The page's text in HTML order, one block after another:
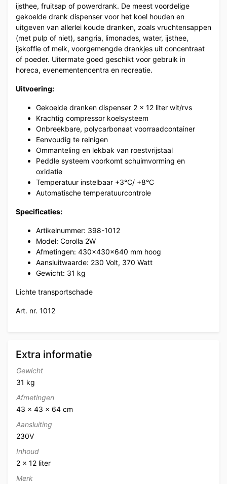
ijsthee, fruitsap of powerdrank. De meest voordelige
gekoelde drank dispenser voor het koel houden en
uitgeven van allerlei koude dranken, zoals vruchtensappen
(met pulp of niet), sangria, limonades, water, ijsthee,
ijskoffie of melk, voorgemengde drankjes uit concentraat
of poeder. Uitermate goed geschikt voor gebruik in
horeca, evenementencentra en recreatie.
Uitvoering:
Gekoelde dranken dispenser 2 x 12 liter wit/rvs
Krachtig compressor koelsysteem
Onbreekbare, polycarbonaat voorraadcontainer
Eenvoudig te reinigen
Ommanteling en lekbak van roestvrijstaal
Peddle systeem voorkomt schuimvorming en
oxidatie
Temperatuur instelbaar +3°C/ +8°C
Automatische temperatuurcontrole
Specificaties:
Artikelnummer: 398-1012
Model: Corolla 2W
Afmetingen: 430x430x640 mm hoog
Aansluitwaarde: 230 Volt, 370 Watt
Gewicht: 31 kg
Lichte transportschade
Art. nr. 1012
Extra informatie
Gewicht
31 kg
Afmetingen
43 × 43 × 64 cm
Aansluiting
230V
Inhoud
2 x 12 liter
Merk